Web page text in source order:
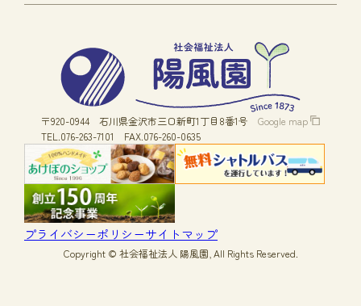
〒920-0944 石川県金沢市三口新町1丁目8番1号
Google map
TEL.076-263-7101
FAX.076-260-0635
プライバシーポリシーサイトマップ
Copyright © 社会福祉法人 陽風園, All Rights Reserved.